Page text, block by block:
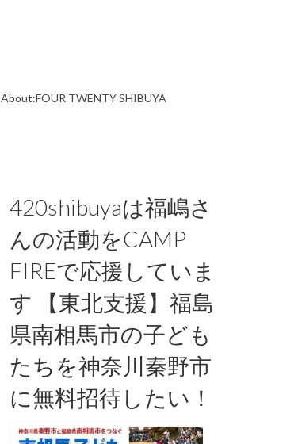
About:FOUR TWENTY SHIBUYA
420shibuyaは福嶋さ
んの活動をCAMP
FIREで応援していま
す 【東北支援】福島
県南相馬市の子ども
たちを神奈川秦野市
に無料招待したい！